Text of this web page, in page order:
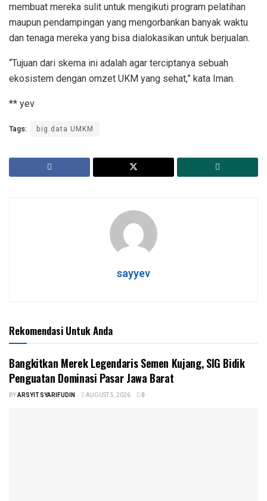
membuat mereka sulit untuk mengikuti program pelatihan
maupun pendampingan yang mengorbankan banyak waktu
dan tenaga mereka yang bisa dialokasikan untuk berjualan.
“Tujuan dari skema ini adalah agar terciptanya sebuah
ekosistem dengan omzet UKM yang sehat,” kata Iman.
** yev
Tags: big data UMKM
sayyev
Rekomendasi Untuk Anda
‎Bangkitkan Merek Legendaris Semen Kujang, SIG Bidik
Penguatan Dominasi Pasar Jawa Barat
BYARSYIT SYARIFUDIN AUGUST 5, 2026 0